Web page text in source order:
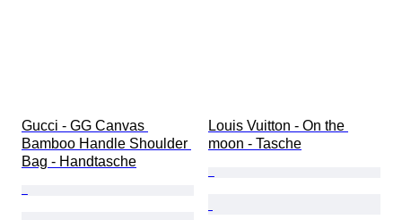
Gucci - GG Canvas
Bamboo Handle Shoulder
Bag - Handtasche
Louis Vuitton - On the
moon - Tasche